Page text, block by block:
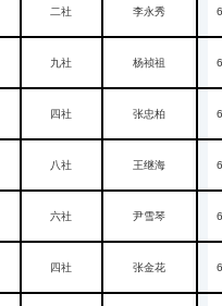
二社 李永秀
九社 杨祯祖
四社 张忠柏
八社 王继海
六社 尹雪琴
四社 张金花